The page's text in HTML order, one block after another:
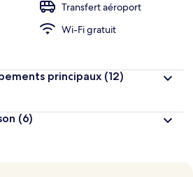
Transfert aéroport
Wi-Fi gratuit
principaux (12)
(6)